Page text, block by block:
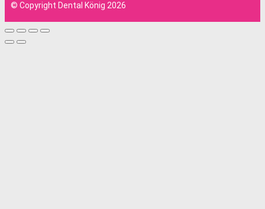
© Copyright Dental König 2026